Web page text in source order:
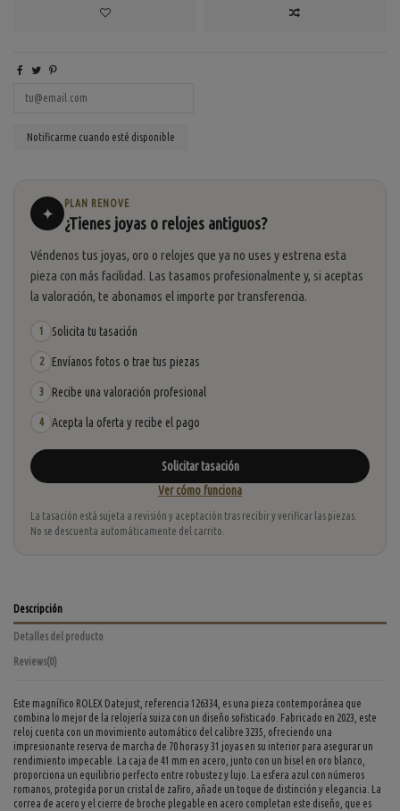
✦
PLAN RENOVE
¿Tienes joyas o relojes antiguos?
Véndenos tus joyas, oro o relojes que ya no uses y estrena esta
pieza con más facilidad. Las tasamos profesionalmente y, si aceptas
la valoración, te abonamos el importe por transferencia.
1 Solicita tu tasación
2 Envíanos fotos o trae tus piezas
3 Recibe una valoración profesional
4 Acepta la oferta y recibe el pago
Solicitar tasación
Ver cómo funciona
La tasación está sujeta a revisión y aceptación tras recibir y verificar las piezas.
No se descuenta automáticamente del carrito.
Descripción
Detalles del producto
Reviews(0)
Este magnífico ROLEX Datejust, referencia 126334, es una pieza contemporánea que
combina lo mejor de la relojería suiza con un diseño sofisticado. Fabricado en 2023, este
reloj cuenta con un movimiento automático del calibre 3235, ofreciendo una
impresionante reserva de marcha de 70 horas y 31 joyas en su interior para asegurar un
rendimiento impecable. La caja de 41 mm en acero, junto con un bisel en oro blanco,
proporciona un equilibrio perfecto entre robustez y lujo. La esfera azul con números
romanos, protegida por un cristal de zafiro, añade un toque de distinción y elegancia. La
correa de acero y el cierre de broche plegable en acero completan este diseño, que es